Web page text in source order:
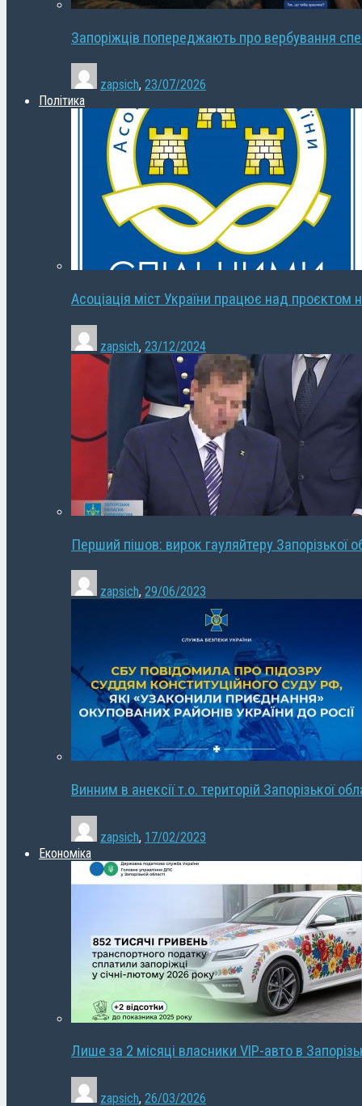
Запоріжців попереджають про вербування
zapsich, 23/07/2026
Політика
Асоціація міст України працює над проєктом
zapsich, 23/12/2024
Перший пішов: вирок гауляйтеру Запорізької
zapsich, 29/06/2023
Винним в анексії т.о. територій Запорізької
zapsich, 17/02/2023
Економіка
Лише за 2 місяці власники VIP-авто в
zapsich, 26/03/2026